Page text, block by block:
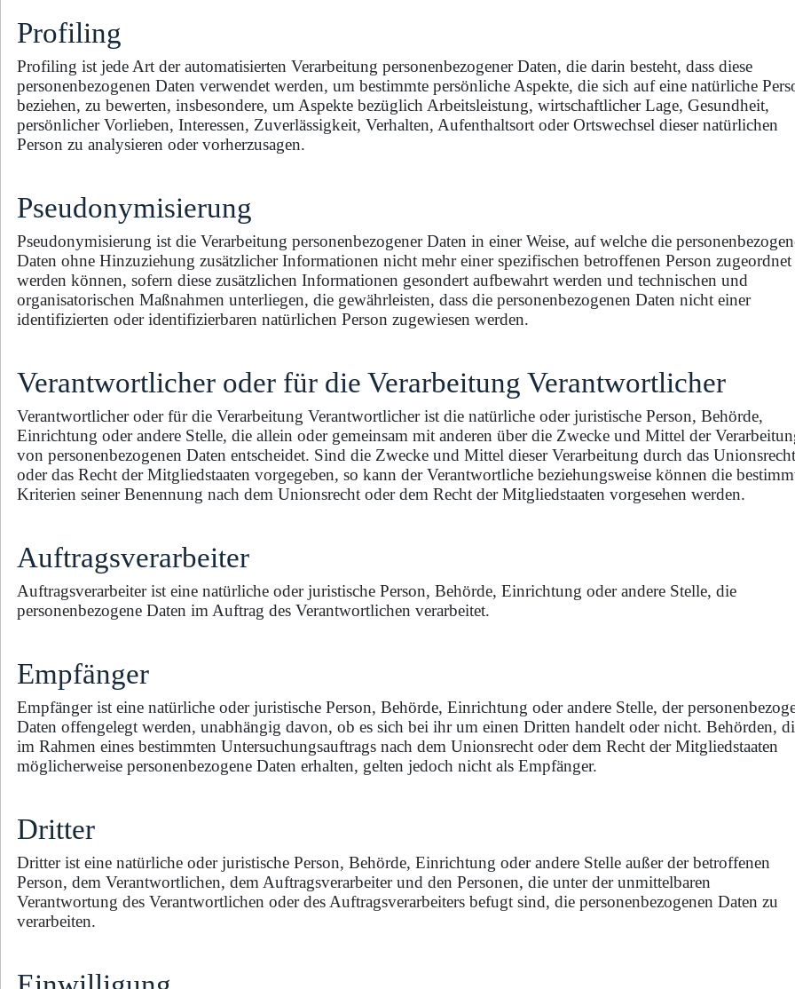
Profiling
Profiling ist jede Art der automatisierten Verarbeitung personenbezogener Daten, die darin besteht, dass diese
personenbezogenen Daten verwendet werden, um bestimmte persönliche Aspekte, die sich auf eine natürliche
beziehen, zu bewerten, insbesondere, um Aspekte bezüglich Arbeitsleistung, wirtschaftlicher Lage, Gesundheit,
persönlicher Vorlieben, Interessen, Zuverlässigkeit, Verhalten, Aufenthaltsort oder Ortswechsel dieser natürlichen
Person zu analysieren oder vorherzusagen.
Pseudonymisierung
Pseudonymisierung ist die Verarbeitung personenbezogener Daten in einer Weise, auf welche die
Daten ohne Hinzuziehung zusätzlicher Informationen nicht mehr einer spezifischen betroffenen Person zugeordnet
werden können, sofern diese zusätzlichen Informationen gesondert aufbewahrt werden und technischen und
organisatorischen Maßnahmen unterliegen, die gewährleisten, dass die personenbezogenen Daten nicht einer
identifizierten oder identifizierbaren natürlichen Person zugewiesen werden.
Verantwortlicher oder für die Verarbeitung Verantwortlicher
Verantwortlicher oder für die Verarbeitung Verantwortlicher ist die natürliche oder juristische Person, Behörde,
Einrichtung oder andere Stelle, die allein oder gemeinsam mit anderen über die Zwecke und Mittel der
von personenbezogenen Daten entscheidet. Sind die Zwecke und Mittel dieser Verarbeitung durch das
oder das Recht der Mitgliedstaaten vorgegeben, so kann der Verantwortliche beziehungsweise können die
Kriterien seiner Benennung nach dem Unionsrecht oder dem Recht der Mitgliedstaaten vorgesehen werden.
Auftragsverarbeiter
Auftragsverarbeiter ist eine natürliche oder juristische Person, Behörde, Einrichtung oder andere Stelle, die
personenbezogene Daten im Auftrag des Verantwortlichen verarbeitet.
Empfänger
Empfänger ist eine natürliche oder juristische Person, Behörde, Einrichtung oder andere Stelle, der
Daten offengelegt werden, unabhängig davon, ob es sich bei ihr um einen Dritten handelt oder nicht. Behörden,
im Rahmen eines bestimmten Untersuchungsauftrags nach dem Unionsrecht oder dem Recht der Mitgliedstaaten
möglicherweise personenbezogene Daten erhalten, gelten jedoch nicht als Empfänger.
Dritter
Dritter ist eine natürliche oder juristische Person, Behörde, Einrichtung oder andere Stelle außer der betroffenen
Person, dem Verantwortlichen, dem Auftragsverarbeiter und den Personen, die unter der unmittelbaren
Verantwortung des Verantwortlichen oder des Auftragsverarbeiters befugt sind, die personenbezogenen Daten zu
verarbeiten.